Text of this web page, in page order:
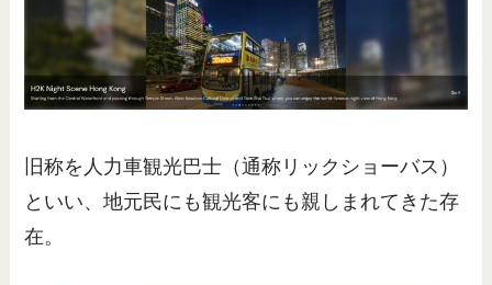
旧称を人力車観光巴士（通称リックショーバス）
といい、地元民にも観光客にも親しまれてきた存
在。